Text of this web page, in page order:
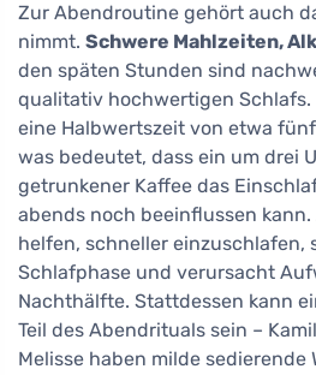
Zur Abendroutine gehört auch
nimmt. Schwere Mahlzeiten,
den späten Stunden sind
qualitativ hochwertigen Schlafs.
eine Halbwertszeit von etwa
was bedeutet, dass ein um drei
getrunkener Kaffee das
abends noch beeinflussen
helfen, schneller einzuschlafen,
Schlafphase und verursacht
Nachthälfte. Stattdessen kann
Teil des Abendrituals sein –
Melisse haben milde sedierende